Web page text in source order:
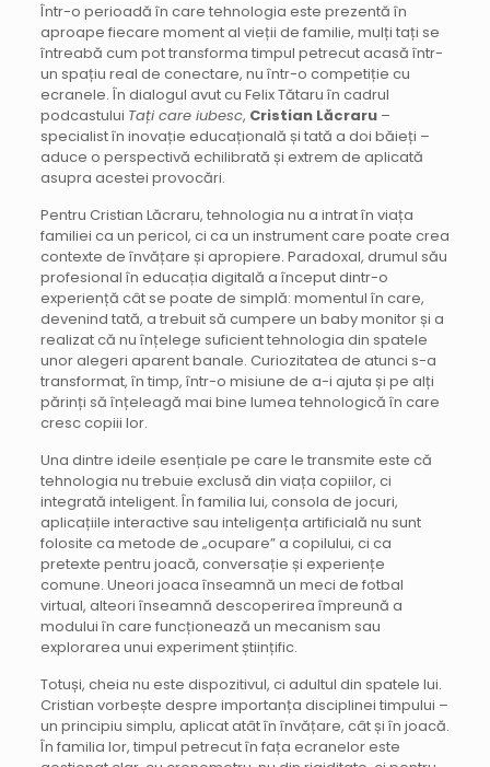
Într-o perioadă în care tehnologia este prezentă în
aproape fiecare moment al vieții de familie, mulți tați se
întreabă cum pot transforma timpul petrecut acasă într-
un spațiu real de conectare, nu într-o competiție cu
ecranele. În dialogul avut cu Felix Tătaru în cadrul
podcastului Tați care iubesc, Cristian Lăcraru–
specialist în inovație educațională și tată a doi băieți –
aduce o perspectivă echilibrată și extrem de aplicată
asupra acestei provocări.
Pentru Cristian Lăcraru, tehnologia nu a intrat în viața
familiei ca un pericol, ci ca un instrument care poate crea
contexte de învățare și apropiere. Paradoxal, drumul său
profesional în educația digitală a început dintr-o
experiență cât se poate de simplă: momentul în care,
devenind tată, a trebuit să cumpere un baby monitor și a
realizat că nu înțelege suficient tehnologia din spatele
unor alegeri aparent banale. Curiozitatea de atunci s-a
transformat, în timp, într-o misiune de a-i ajuta și pe alți
părinți să înțeleagă mai bine lumea tehnologică în care
cresc copiii lor.
Una dintre ideile esențiale pe care le transmite este că
tehnologia nu trebuie exclusă din viața copiilor, ci
integrată inteligent. În familia lui, consola de jocuri,
aplicațiile interactive sau inteligența artificială nu sunt
folosite ca metode de „ocupare” a copilului, ci ca
pretexte pentru joacă, conversație și experiențe
comune. Uneori joaca înseamnă un meci de fotbal
virtual, alteori înseamnă descoperirea împreună a
modului în care funcționează un mecanism sau
explorarea unui experiment științific.
Totuși, cheia nu este dispozitivul, ci adultul din spatele lui.
Cristian vorbește despre importanța disciplinei timpului –
un principiu simplu, aplicat atât în învățare, cât și în joacă.
În familia lor, timpul petrecut în fața ecranelor este